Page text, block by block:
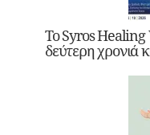
Το Syros Healing
δεύτερη χρονιά